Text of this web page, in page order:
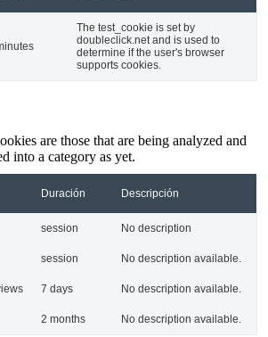
The test_cookie is set by
doubleclick.net and is used to
determine if the user's browser
supports cookies.
are those that are being analyzed and
into a category as yet.
Duración Descripción
session No description
session No description available.
7 days No description available.
2 months No description available.